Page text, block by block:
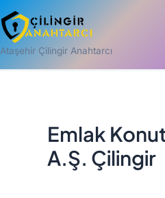
İçeriğe
atla
Ataşehir Çilingir Anahtarcı
Emlak
A.Ş. Çilingir